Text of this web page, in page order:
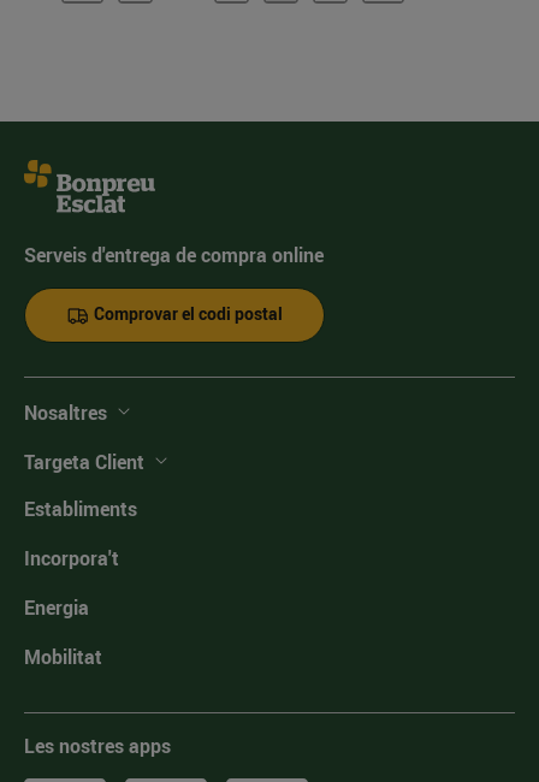
Serveis d'entrega de compra online
Comprovar el codi postal
Nosaltres
Targeta Client
Establiments
Incorpora't
Energia
Mobilitat
Les nostres apps